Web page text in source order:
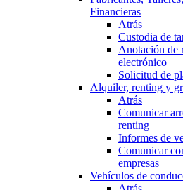
Financieras
Atrás
Custodia de
Anotación de
electrónico
Solicitud de
Alquiler, renting y
Atrás
Comunicar
renting
Informes de
Comunicar
empresas
Vehículos de